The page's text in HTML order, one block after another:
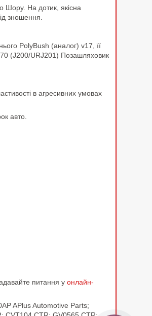
Шору. На дотик, якісна
зношення.
PolyBush (аналог) v17, її
(J200/URJ201) Позашляховик
в агресивних умовах
авто.
питання у онлайн-
APlus Automotive Parts;